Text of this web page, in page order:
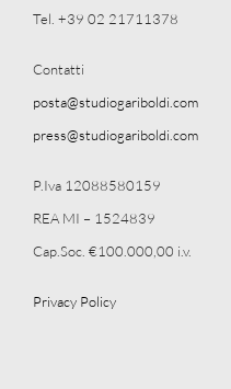
Tel. +39 02 21711378
Contatti
posta@studiogariboldi.com
press@studiogariboldi.com
P.Iva 12088580159
REA MI – 1524839
Cap.Soc. €100.000,00 i.v.
Privacy Policy